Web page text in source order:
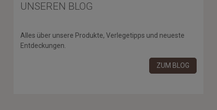
UNSEREN BLOG
Alles über unsere Produkte, Verlegetipps und neueste
Entdeckungen.
ZUM BLOG